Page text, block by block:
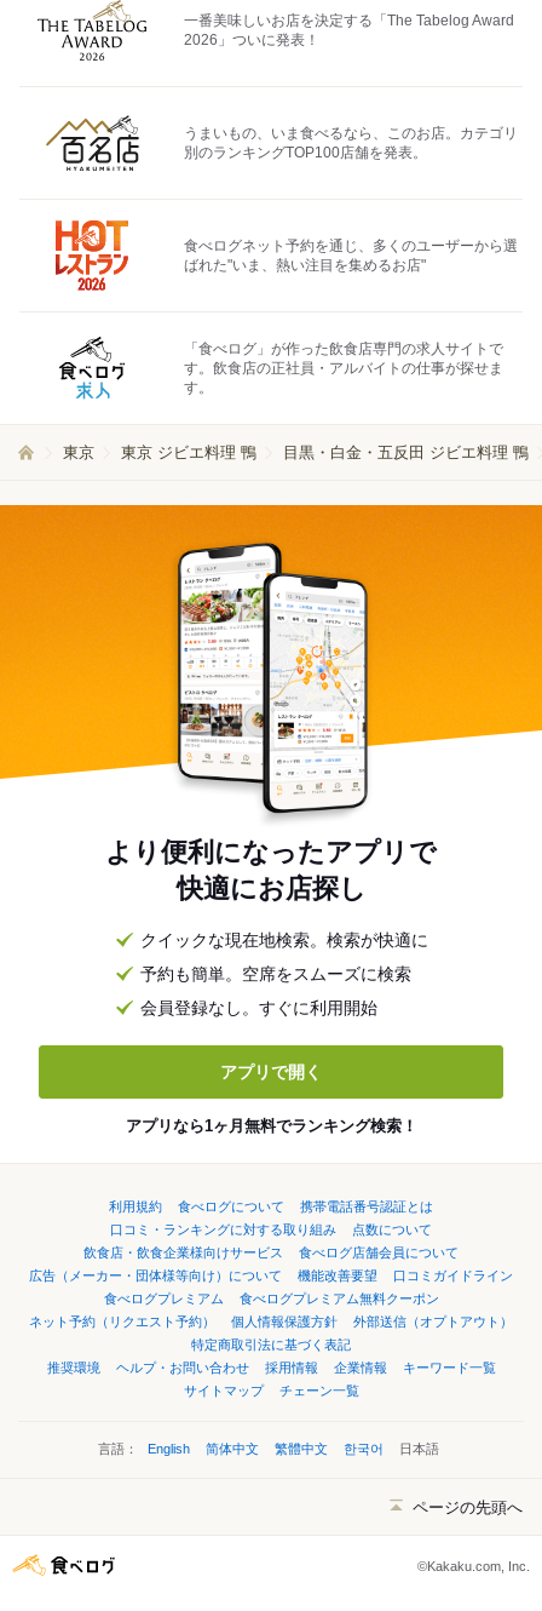
一番美味しいお店を決定する「The Tabelog Award
2026」ついに発表！
うまいもの、いま食べるなら、このお店。カテゴリ
別のランキングTOP100店舗を発表。
食べログネット予約を通じ、多くのユーザーから選
ばれた"いま、熱い注目を集めるお店"
「食べログ」が作った飲食店専門の求人サイトで
す。飲食店の正社員・アルバイトの仕事が探せま
す。
東京 東京 ジビエ料理 鴨 目黒・白金・五反田 ジビエ料理 鴨
より便利になったアプリで
快適にお店探し
クイックな現在地検索。検索が快適に
予約も簡単。空席をスムーズに検索
会員登録なし。すぐに利用開始
アプリで開く
アプリなら1ヶ月無料でランキング検索！
利用規約 食べログについて
携帯電話番号認証とは
口コミ・ランキングに対する取り組み
点数について
飲食店・飲食企業様向けサービス
食べログ店舗会員について
広告（メーカー・団体様等向け）について
機能改善要望
口コミガイドライン
食べログプレミアム
食べログプレミアム無料クーポン
ネット予約（リクエスト予約）
個人情報保護方針
外部送信（オプトアウト）
特定商取引法に基づく表記
推奨環境
ヘルプ・お問い合わせ 採用情報 企業情報
キーワード一覧
サイトマップ
チェーン一覧
言語： English 简体中文 繁體中文 한국어 日本語
ページの先頭へ
©Kakaku.com, Inc.